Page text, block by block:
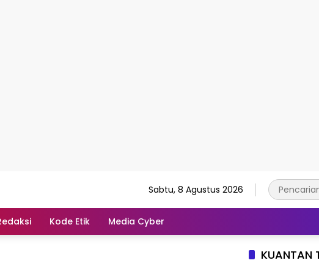
Sabtu, 8 Agustus 2026
Kode Etik Media Cyber
KUANTAN